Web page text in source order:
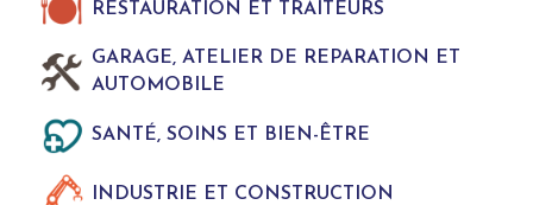
RESTAURATION ET TRAITEURS
GARAGE, ATELIER DE REPARATION ET
AUTOMOBILE
SANTÉ, SOINS ET BIEN-ÊTRE
INDUSTRIE ET CONSTRUCTION